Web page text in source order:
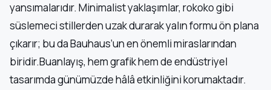
yansımalarıdır. Minimalist yaklaşımlar, rokoko gibi
süslemeci stillerden uzak durarak yalın formu ön plana
çıkarır; bu da Bauhaus’un en önemli miraslarından
biridir.Buanlayış, hem grafik hem de endüstriyel
tasarımda günümüzde hâlâ etkinliğini korumaktadır.